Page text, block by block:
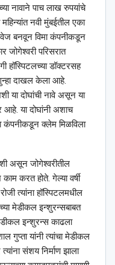
नावाने पाच लाख रुपयांचे
नवी मुंबईतील एका
बनवून विमा कंपनीकडून
जोगेश्वरी परिसरात
डॉक्टरसह
गुन्हा दाखल केला आहे.
या दोघांची नावे असून या
आहे. या दोघांनी अशाच
कंपनीकडून क्लेम मिळविला
असून जोगेश्वरीतील
करत होते. गेल्या वर्षी
त्यांना हॉस्पिटलमधील
मेडीकल इन्शुरन्सबाबत
इन्शुरन्स काढला
गुप्ता यांनी त्यांचा मेडीकल
संशय निर्माण झाला